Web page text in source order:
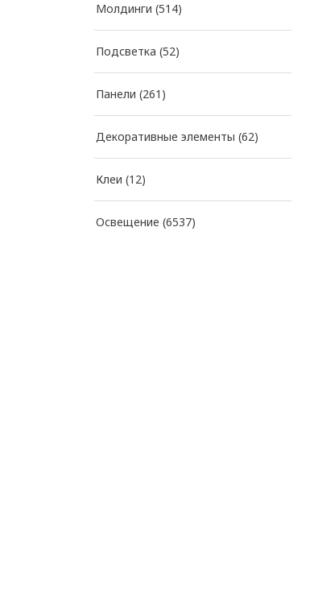
Молдинги (514)
Подсветка (52)
Панели (261)
Декоративные элементы (62)
Клеи (12)
Освещение (6537)